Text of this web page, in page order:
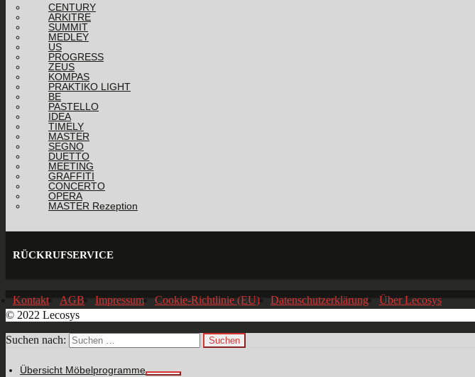
CENTURY
ARKITRE
SUMMIT
MEDLEY
US
PROGRESS
ZEUS
KOMPAS
PRAKTIKO LIGHT
BE
PASTELLO
IDEA
TIMELY
MASTER
SEGNO
DUETTO
MEETING
GRAFFITI
CONCERTO
OPERA
MASTER Rezeption
RÜCKRUFSERVICE
Kontakt AGB Impressum Cookie-Richtlinie (EU) Datenschutzerklärung
Über Lecosys
© 2022 Lecosys
Suchen nach:
Übersicht Möbelprogramme